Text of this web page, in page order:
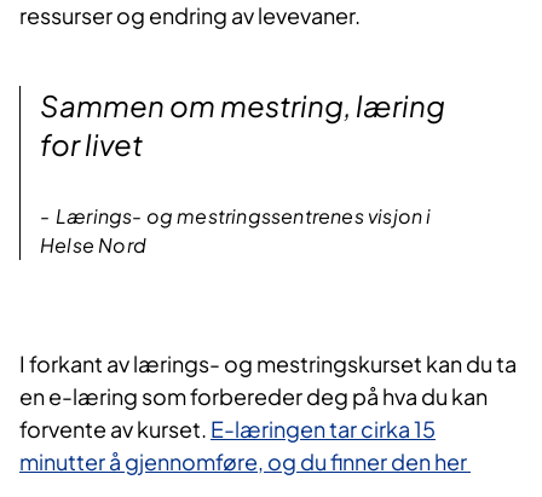
ressurser og endring av levevaner.​​
Sammen om mestring, læring
for livet
Lærings- og mestringssentrenes visjon i
Helse Nord
I forka​nt av lærings- og mestringskurset kan du ta
en e-læring som forbereder deg på hva du kan
forvente av kurset. E-læringen tar cirka 15
minutter å gjennomføre, og du finner den her​